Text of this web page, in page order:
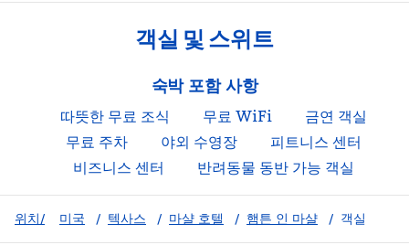
객실 및 스위트
숙박 포함 사항
따뜻한 무료 조식 무료 WiFi
금연 객실
무료 주차
야외 수영장
피트니스 센터
비즈니스 센터
반려동물 동반 가능 객실
위치/ 미국 / 텍사스 / 마샬 호텔 / 햄튼 인 마샬 / 객실